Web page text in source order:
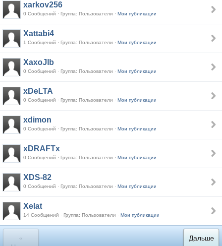
xarkov256
0 Сообщений · Группа: Пользователи · Мои публикации
Xattabi4
1 Сообщений · Группа: Пользователи · Мои публикации
XaxoJlb
0 Сообщений · Группа: Пользователи · Мои публикации
xDeLTA
0 Сообщений · Группа: Пользователи · Мои публикации
xdimon
0 Сообщений · Группа: Пользователи · Мои публикации
xDRAFTx
0 Сообщений · Группа: Пользователи · Мои публикации
XDS-82
0 Сообщений · Группа: Пользователи · Мои публикации
Xelat
14 Сообщений · Группа: Пользователи · Мои публикации
«
Дальше